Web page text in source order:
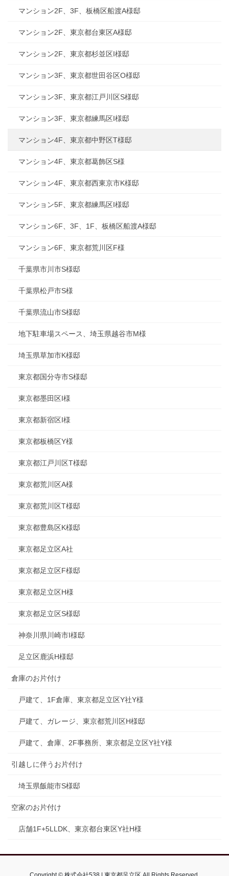
マンション2F、3F、板橋区船渡A様邸
マンション2F、東京都台東区A様邸
マンション2F、東京都杉並区I様邸
マンション3F、東京都世田谷区O様邸
マンション3F、東京都江戸川区S様邸
マンション3F、東京都練馬区I様邸
マンション4F、東京都中野区T様邸
マンション4F、東京都葛飾区S様
マンション4F、東京都西東京市K様邸
マンション5F、東京都練馬区I様邸
マンション6F、3F、1F、板橋区船渡A様邸
マンション6F、東京都荒川区F様
千葉県市川市S様邸
千葉県松戸市S様
千葉県流山市S様邸
地下駐車場スペース、埼玉県越谷市M様
埼玉県草加市K様邸
東京都国分寺市S様邸
東京都墨田区I様
東京都新宿区I様
東京都板橋区Y様
東京都江戸川区T様邸
東京都荒川区A様
東京都荒川区T様邸
東京都豊島区K様邸
東京都足立区A社
東京都足立区F様邸
東京都足立区H様
東京都足立区S様邸
神奈川県川崎市I様邸
足立区鹿浜H様邸
倉庫のお片付け
戸建て、1F倉庫、東京都足立区Y社Y様
戸建て、ガレージ、東京都荒川区H様邸
戸建て、倉庫、2F事務所、東京都足立区Y社Y様
引越しに伴うお片付け
埼玉県飯能市S様邸
空家のお片付け
店舗1F+5LLDK、東京都台東区Y社H様